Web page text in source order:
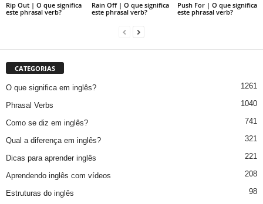
Rip Out | O que significa
este phrasal verb?
Rain Off | O que significa
este phrasal verb?
Push For | O que significa
este phrasal verb?
CATEGORIAS
O que significa em inglês? 1261
Phrasal Verbs 1040
Como se diz em inglês? 741
Qual a diferença em inglês? 321
Dicas para aprender inglês 221
Aprendendo inglês com vídeos 208
Estruturas do inglês 98